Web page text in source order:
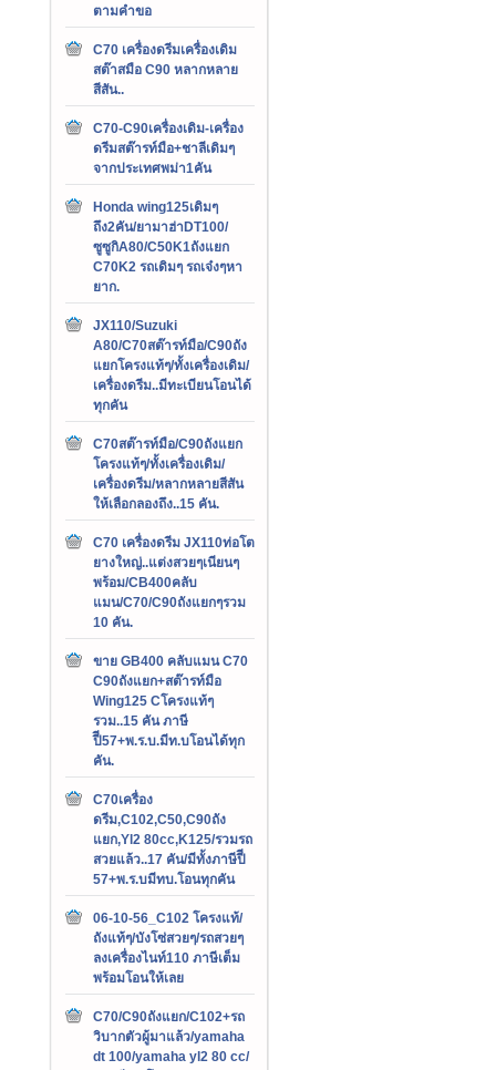
ตามคำขอ
C70 เครื่องดรีมเครื่องเดิม
สต๊าสมือ C90 หลากหลาย
สีสัน..
C70-C90เครื่องเดิม-เครื่อง
ดรีมสต๊ารท์มือ+ชาลีเดิมๆ
จากประเทศพม่า1คัน
Honda wing125เดิมๆ
ถึง2คัน/ยามาฮ่าDT100/
ซูซูกิA80/C50K1ถังแยก
C70K2 รถเดิมๆ รถเจ๋งๆหา
ยาก.
JX110/Suzuki
A80/C70สต๊ารท์มือ/C90ถัง
แยกโครงแท้ๆ/ทั้งเครื่องเดิม/
เครื่องดรีม..มีทะเบียนโอนได้
ทุกคัน
C70สต๊ารท์มือ/C90ถังแยก
โครงแท้ๆ/ทั้งเครื่องเดิม/
เครื่องดรีม/หลากหลายสีสัน
ให้เลือกลองถึง..15 คัน.
C70 เครื่องดรีม JX110ท่อโต
ยางใหญ่..แต่งสวยๆเนียนๆ
พร้อม/CB400คลับ
แมน/C70/C90ถังแยกๆรวม
10 คัน.
ขาย GB400 คลับแมน C70
C90ถังแยก+สต๊ารท์มือ
Wing125 Cโครงแท้ๆ
รวม..15 คัน ภาษี
ปีี57+พ.ร.บ.มีท.บโอนได้ทุก
คัน.
C70เครื่อง
ดรีม,C102,C50,C90ถัง
แยก,Yl2 80cc,K125/รวมรถ
สวยแล้ว..17 คัน/มีทั้งภาษีปีี
57+พ.ร.บมีทบ.โอนทุกคัน
06-10-56_C102 โครงแท้/
ถังแท้ๆ/บังโซ่สวยๆ/รถสวยๆ
ลงเครื่องไนท์110 ภาษีเต็ม
พร้อมโอนให้เลย
C70/C90ถังแยก/C102+รถ
วิบากตัวผู้มาแล้ว/yamaha
dt 100/yamaha yl2 80 cc/